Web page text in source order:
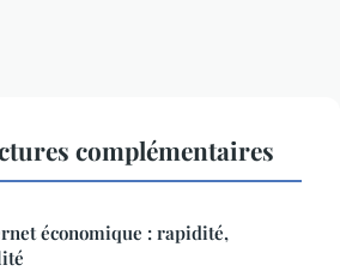
complémentaires
économique : rapidité,